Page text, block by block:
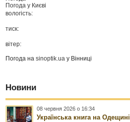
Погода у Києві
вологість:
тиск:
вітер:
Погода наsinoptik.ua у Вінниці
Новини
08 червня 2026 о 16:34
Українська книга на Одещині